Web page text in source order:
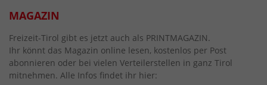
MAGAZIN
Freizeit-Tirol gibt es jetzt auch als PRINTMAGAZIN.
Ihr könnt das Magazin online lesen, kostenlos per Post
abonnieren oder bei vielen Verteilerstellen in ganz Tirol
mitnehmen. Alle Infos findet ihr hier: